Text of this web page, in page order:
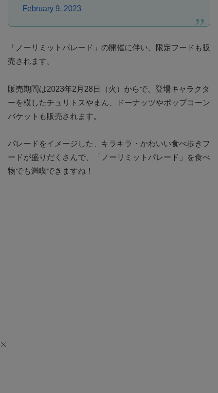
February 9, 2023
「ノーリミットパレード」の開催に伴い、限定フードも販
売されます。
販売期間は2023年2月28日（火）からで、登場キャラクタ
ーを模したチュリトスやまん、ドーナッツやポップコーン
バケットも販売されます。
パレードをイメージした、キラキラ・かわいい食べ歩きフ
ードが盛りだくさんで、「ノーリミットパレード」を食べ
物でも満喫できますね！